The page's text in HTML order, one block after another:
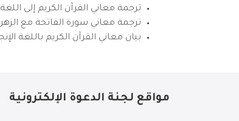
ترجمة معاني القرآن الكريم إلى
ترجمة معاني سورة الفاتحة مع
بيان معاني القرآن الكريم باللغة
مواقع لجنة الدعوة الإلكترونية